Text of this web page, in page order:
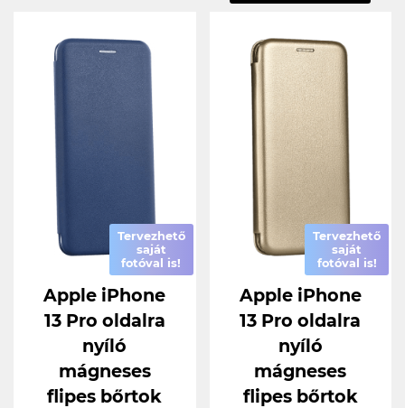
Tervezhető
saját
fotóval is!
Apple iPhone
13 Pro oldalra
nyíló
mágneses
flipes bőrtok
Tervezhető
saját
fotóval is!
Apple iPhone
13 Pro oldalra
nyíló
mágneses
flipes bőrtok